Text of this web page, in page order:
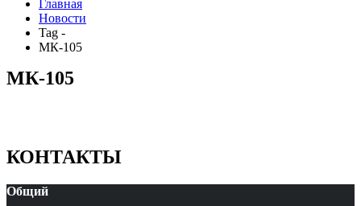
Главная
Новости
Tag -
МК-105
МК-105
КОНТАКТЫ
Общий